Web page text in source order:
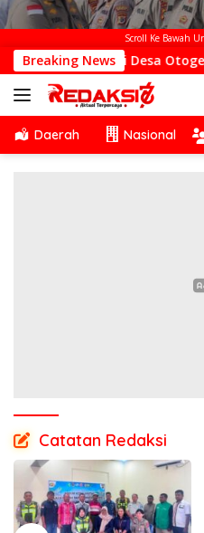
Scroll Ke Bawah
Breaking News
di Desa Otogedu Akan
Daerah Nasional
Catatan Redaksi